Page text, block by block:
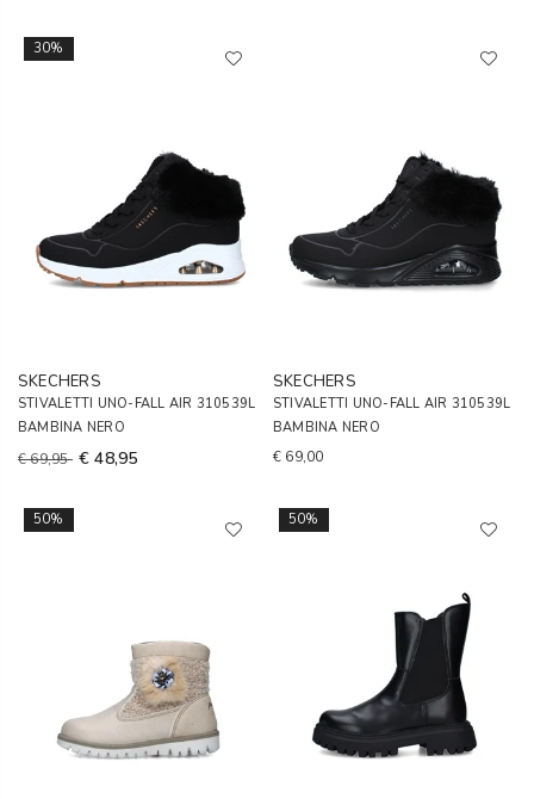
30%
SKECHERS
STIVALETTI UNO-FALL AIR 310539L
BAMBINA NERO
€ 69,95 € 48,95
SKECHERS
STIVALETTI UNO-FALL AIR 310539L
BAMBINA NERO
€ 69,00
50% 50%